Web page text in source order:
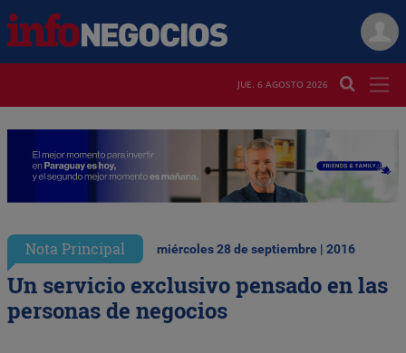
JUE. 6 AGOSTO 2026
Nota Principal miércoles 28 de septiembre | 2016
Un servicio exclusivo pensado en las
personas de negocios